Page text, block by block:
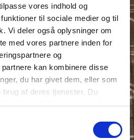
vores indhold og
til sociale medier og til
Vi deler også oplysninger om
med vores partnere inden for
og
kan kombinere disse
du har givet dem, eller som
af deres tjenester. Du
hvis du fortsætter med at